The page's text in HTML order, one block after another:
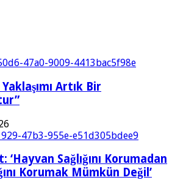
Artık Bir
‘Hayvan Sağlığını Korumadan
Korumak Mümkün Değil’